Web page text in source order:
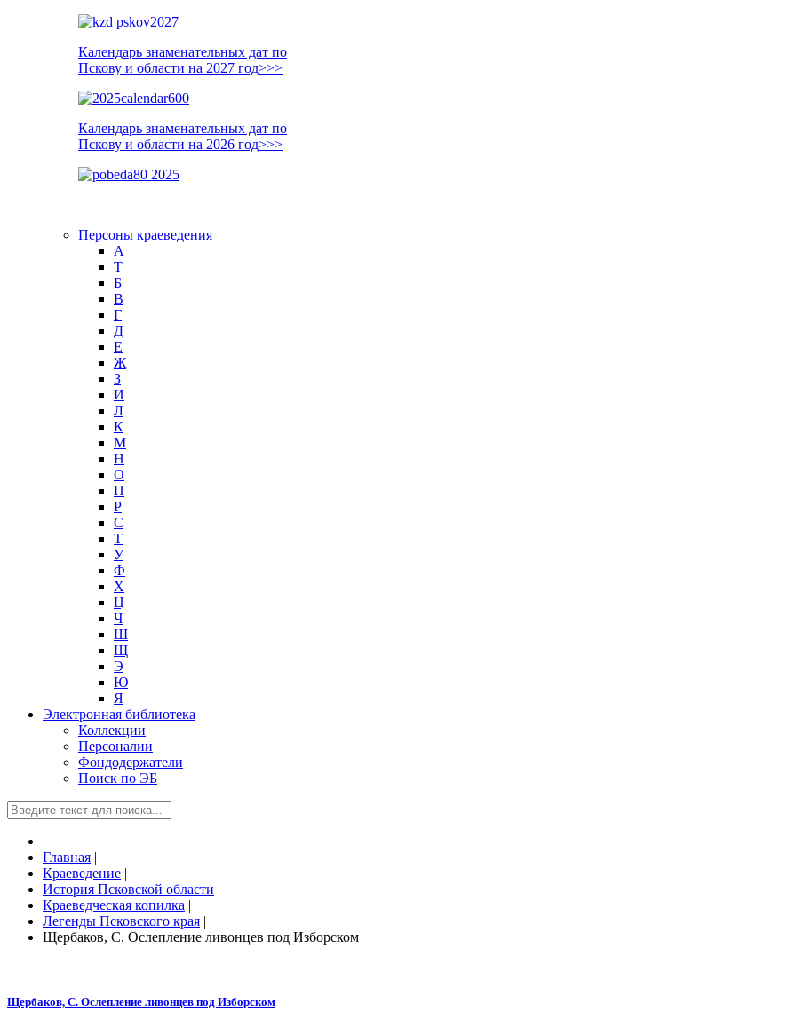
Календарь знаменательных дат по
Пскову и области на 2027 год>>>
Календарь знаменательных дат по
Пскову и области на 2026 год>>>
Персоны краеведения
А
T
Б
В
Г
Д
Е
Ж
З
И
Л
К
М
Н
О
П
Р
С
Т
У
Ф
Х
Ц
Ч
Ш
Щ
Э
Ю
Я
Электронная библиотека
Коллекции
Персоналии
Фондодержатели
Поиск по ЭБ
Главная |
Краеведение |
История Псковской области |
Краеведческая копилка |
Легенды Псковского края |
Щербаков, С. Ослепление ливонцев под Изборском
Щербаков, С. Ослепление ливонцев под Изборском